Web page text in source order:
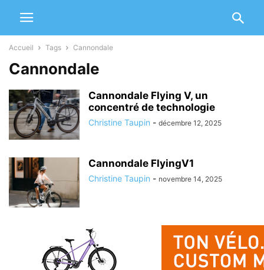
Accueil Tags Cannondale
Cannondale
Cannondale Flying V, un
concentré de technologie
Christine Taupin - décembre 12, 2025
Cannondale FlyingV1
Christine Taupin - novembre 14, 2025